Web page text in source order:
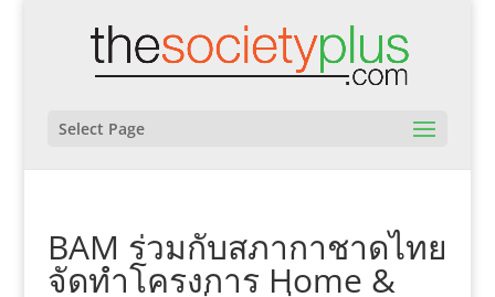
Select Page
BAM ร่วมกับสภากาชาดไทย
จัดทำโครงการ Home &